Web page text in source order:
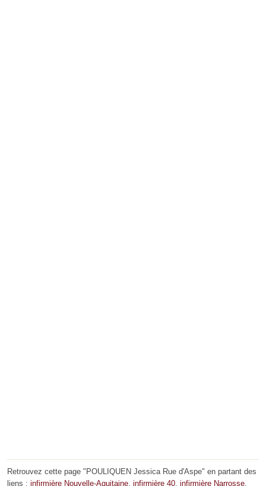
Retrouvez cette page "POULIQUEN Jessica Rue d'Aspe" en partant des
liens : infirmière Nouvelle-Aquitaine infirmière 40 infirmière Narrosse